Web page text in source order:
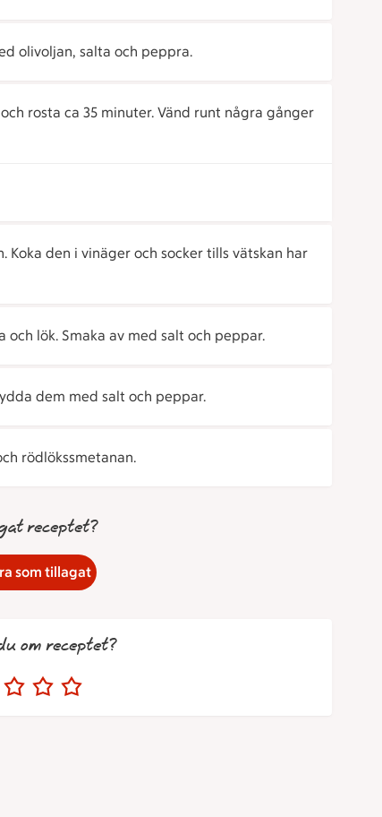
olivoljan, salta och peppra.
rosta ca 35 minuter. Vänd runt några gånger
Koka den i vinäger och socker tills vätskan har
lök. Smaka av med salt och peppar.
dem med salt och peppar.
rödlökssmetanan.
receptet?
som tillagat
om receptet?